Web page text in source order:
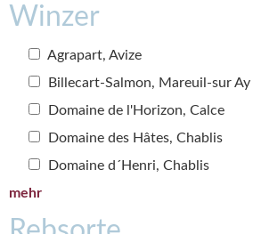
Winzer
Agrapart, Avize
Billecart-Salmon, Mareuil-sur Ay
Domaine de l'Horizon, Calce
Domaine des Hâtes, Chablis
Domaine d´Henri, Chablis
mehr